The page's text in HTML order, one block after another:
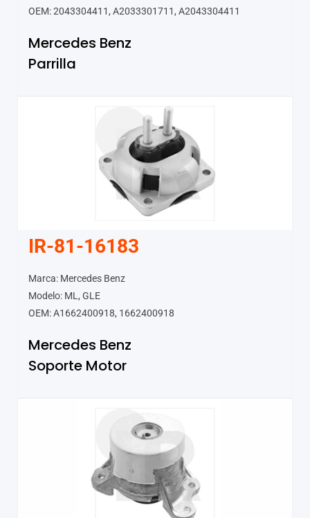
OEM: 2043304411, A2033301711, A2043304411
Mercedes Benz
Parrilla
IR-81-16183
Marca: Mercedes Benz
Modelo: ML, GLE
OEM: A1662400918, 1662400918
Mercedes Benz
Soporte Motor